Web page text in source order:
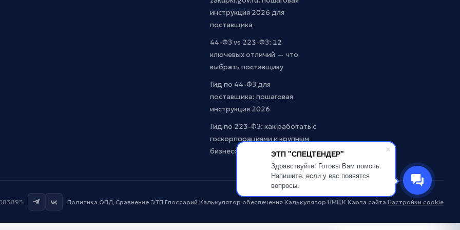
ЭТП "СПЕЦТЕНДЕР"
Здравствуйте! Готовы Вам помочь.
Напишите, если у вас появятся
вопросы.
инструкция 2026 для
поставщика
44-ФЗ vs 223-ФЗ: 12
ключевых отличий — что
выбрать поставщику
Гид по 44-ФЗ для
поставщика: пошаговая
инструкция 2026
Гид по 223-ФЗ: как работать с
госкорпорациями и крупным
бизнесом
Политика ОПД ·Сравнение ЭТП·Глоссарий·Калькулятор обеспечения·Калькулятор НМЦК·Карта сайта·Настройки cookie